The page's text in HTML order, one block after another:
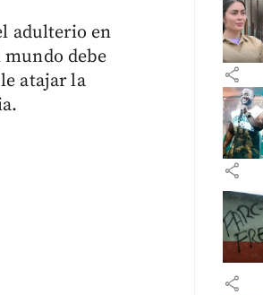
adulterio en
debe
atajar la
share
share
share